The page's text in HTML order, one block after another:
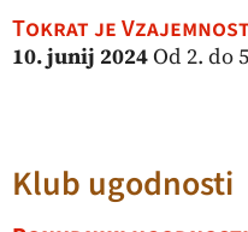
Tokrat je
10. junij 2024Od 2. do
Klub ugodnosti